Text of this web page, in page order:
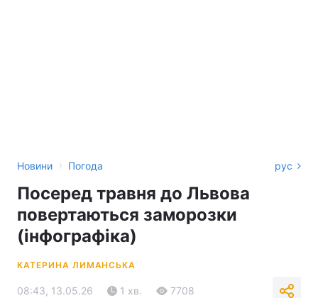
Новини › Погода рус
Посеред травня до Львова
повертаються заморозки
(інфографіка)
КАТЕРИНА ЛИМАНСЬКА
08:43, 13.05.26 1 хв. 7708